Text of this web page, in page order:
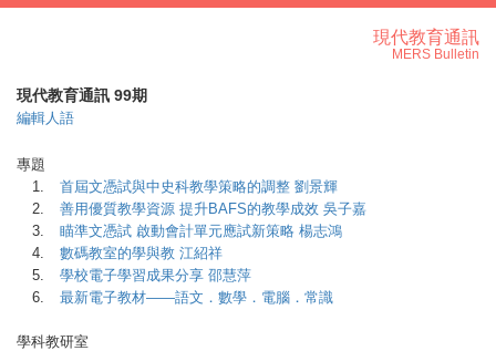
現代教育通訊
MERS Bulletin
現代教育通訊 99期
編輯人語
專題
1.
首屆文憑試與中史科教學策略的調整 劉景輝
2.
善用優質教學資源 提升BAFS的教學成效 吳子嘉
3.
瞄準文憑試 啟動會計單元應試新策略 楊志鴻
4.
數碼教室的學與教 江紹祥
5.
學校電子學習成果分享 邵慧萍
6.
最新電子教材——語文．數學．電腦．常識
學科教研室